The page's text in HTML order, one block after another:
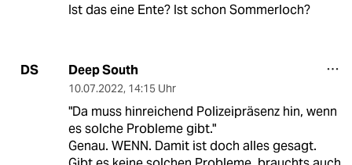
Ist das eine Ente? Ist schon Sommerloch?
DS Deep South
10.07.2022, 14:15 Uhr
"Da muss hinreichend Polizeipräsenz hin, wenn
es solche Probleme gibt."
Genau. WENN. Damit ist doch alles gesagt.